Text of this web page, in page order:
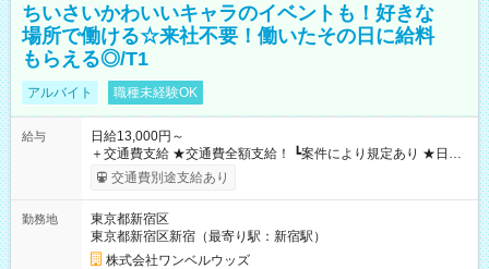
ちいさいかわいいキャラのイベントも！好きな
場所で働ける☆来社不要！働いたその日に給料
もらえる◎/T1
アルバイト 職種未経験OK
給与
日給13,000円～
＋交通費支給 ★交通費全額支給！ ┗案件により規定あり ★日払
いOK！（規定あり） ┗働いたその日に現金GET♪ お仕事後はコ
ンビニATMから 日払い分を引き落とせます！ 【試用期間】試
交通費別途支給あり
勤務地
東京都新宿区
東京都新宿区新宿（最寄り駅：新宿駅）
株式会社ワンベルウッズ